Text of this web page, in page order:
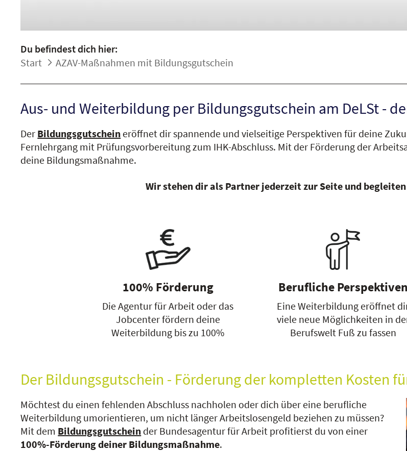
Du befindest dich hier:
Start
AZAV-Maßnahmen mit Bildungsgutschein
Aus- und Weiterbildung per Bildungsgutschein am DeLSt -
Der Bildungsgutschein eröffnet dir spannende und vielseitige Perspektiven für deine
Fernlehrgang mit Prüfungsvorbereitung zum IHK-Abschluss. Mit der Förderung der
deine Bildungsmaßnahme.
Wir stehen dir als Partner jederzeit zur Seite und
100% Förderung
Die Agentur für Arbeit oder das
Jobcenter fördern deine
Weiterbildung bis zu 100%
Berufliche Perspektiven
Eine Weiterbildung eröffnet
viele neue Möglichkeiten in
Berufswelt Fuß zu fassen
Der Bildungsgutschein - Förderung der kompletten Kosten
Möchtest du einen fehlenden Abschluss nachholen oder dich über eine berufliche
Weiterbildung umorientieren, um nicht länger Arbeitslosengeld beziehen zu müssen?
Mit dem Bildungsgutschein der Bundesagentur für Arbeit profitierst du von einer
100%-Förderung deiner Bildungsmaßnahme.